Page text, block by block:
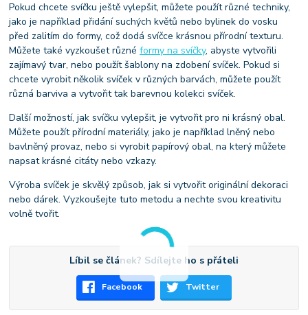
Pokud chcete svíčku ještě vylepšit, můžete použít různé techniky,
jako je například přidání suchých květů nebo bylinek do vosku
před zalitím do formy, což dodá svíčce krásnou přírodní texturu.
Můžete také vyzkoušet různéformy na svíčky, abyste vytvořili
zajímavý tvar, nebo použít šablony na zdobení svíček. Pokud si
chcete vyrobit několik svíček v různých barvách, můžete použít
různá barviva a vytvořit tak barevnou kolekci svíček.
Další možností, jak svíčku vylepšit, je vytvořit pro ni krásný obal.
Můžete použít přírodní materiály, jako je například lněný nebo
bavlněný provaz, nebo si vyrobit papírový obal, na který můžete
napsat krásné citáty nebo vzkazy.
Výroba svíček je skvělý způsob, jak si vytvořit originální dekoraci
nebo dárek. Vyzkoušejte tuto metodu a nechte svou kreativitu
volně tvořit.
Líbil se článek? Sdílejte ho s přáteli
Facebook Twitter